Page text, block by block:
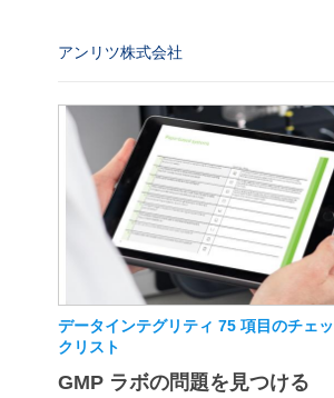
アンリツ株式会社
データインテグリティ 75 項目のチェッ
クリスト
GMP ラボの問題を見つける